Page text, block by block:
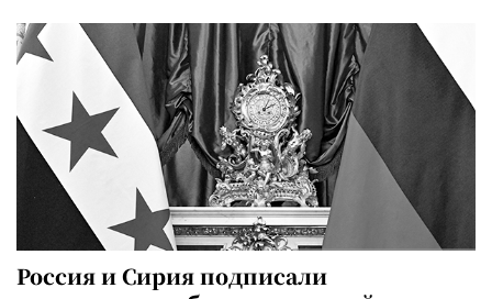
Россия и Сирия подписали